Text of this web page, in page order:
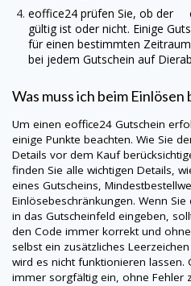
eoffice24 prüfen Sie, ob der
gültig ist oder nicht. Einige
für einen bestimmten
bei jedem Gutschein auf
Was muss ich beim Einlösen
Um einen eoffice24 Gutschein
einige Punkte beachten. Wie Sie
Details vor dem Kauf
finden Sie alle wichtigen Details,
eines Gutscheins,
Einlösebeschränkungen. Wenn
in das Gutscheinfeld eingeben,
den Code immer korrekt und
selbst ein zusätzliches
wird es nicht funktionieren lassen.
immer sorgfältig ein, ohne Fehler